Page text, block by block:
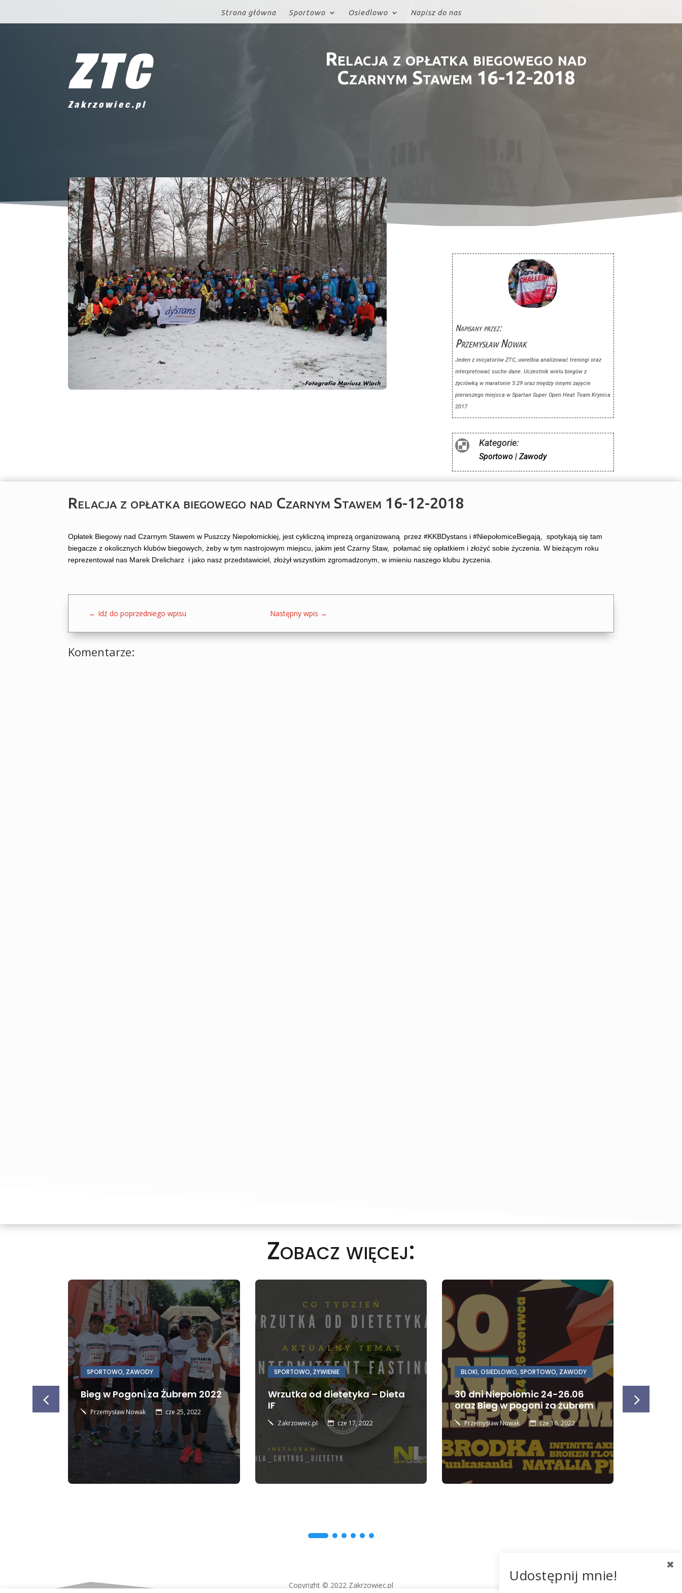
Strona główna Sportowo Osiedlowo Napisz do nas
ZTC
Zakrzowiec.pl
Relacja z opłatka biegowego nad
Czarnym Stawem 16-12-2018
Napisany przez:
Przemysław Nowak
Jeden z inicjatorów ZTC, uwielbia analizować treningi oraz
interpretować suche dane. Uczestnik wielu biegów z
życiówką w maratonie 3:29 oraz między innymi zajęcie
pierwszego miejsca w Spartan Super Open Heat Team Krynica
2017
 Kategorie:
Sportowo |Zawody
Relacja z opłatka biegowego nad Czarnym Stawem 16-12-2018
Opłatek Biegowy nad Czarnym Stawem w Puszczy Niepołomickiej, jest cykliczną imprezą organizowaną przez #KKBDystans i #NiepołomiceBiegają, spotykają się tam
biegacze z okolicznych klubów biegowych, żeby w tym nastrojowym miejscu, jakim jest Czarny Staw, połamać się opłatkiem i złożyć sobie życzenia. W bieżącym roku
reprezentował nas Marek Drelicharz i jako nasz przedstawiciel, złożył wszystkim zgromadzonym, w imieniu naszego klubu życzenia.
← Idź do poprzedniego wpisu Następny wpis →
Komentarze:
Zobacz więcej:
SPORTOWO, ZAWODY
Bieg w Pogoni za Żubrem 2022
j Przemysław Nowak  cze 25, 2022
SPORTOWO,ŻYWIENIE
Wrzutka od dietetyka – Dieta
IF
j Zakrzowiec.pl  cze 17, 2022
BLOKI,OSIEDLOWO,SPORTOWO, ZAWODY
30 dni Niepołomic 24-26.06
oraz Bieg w pogoni za żubrem
j Przemysław Nowak  cze 16, 2022
Copyright © 2022 Zakrzowiec.pl
Udostępnij mnie!